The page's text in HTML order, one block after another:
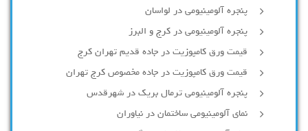
پنجره آلومینیومی در لواسان
پنجره آلومینیومی در کرج و البرز
قیمت ورق کامپوزیت در جاده قدیم تهران کرج
قیمت ورق کامپوزیت در جاده مخصوص کرج تهران
پنجره آلومینیومی ترمال بریک در شهرقدس
نمای آلومینیومی ساختمان در نیاوران